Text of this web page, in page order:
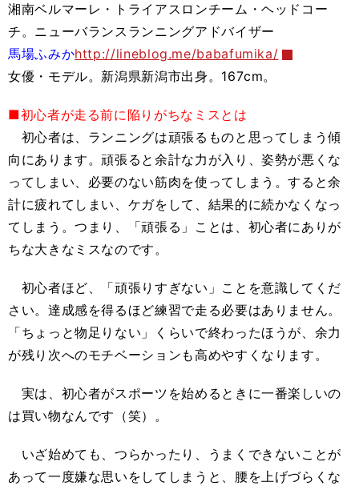
湘南ベルマーレ・トライアスロンチーム・ヘッドコー
チ。ニューバランスランニングアドバイザー
馬場ふみかhttp://lineblog.me/babafumika/
女優・モデル。新潟県新潟市出身。167cm。
■初心者が走る前に陥りがちなミスとは
初心者は、ランニングは頑張るものと思ってしまう傾
向にあります。頑張ると余計な力が入り、姿勢が悪くな
ってしまい、必要のない筋肉を使ってしまう。すると余
計に疲れてしまい、ケガをして、結果的に続かなくなっ
てしまう。つまり、「頑張る」ことは、初心者にありが
ちな大きなミスなのです。
初心者ほど、「頑張りすぎない」ことを意識してくだ
さい。達成感を得るほど練習で走る必要はありません。
「ちょっと物足りない」くらいで終わったほうが、余力
が残り次へのモチベーションも高めやすくなります。
実は、初心者がスポーツを始めるときに一番楽しいの
は買い物なんです（笑）。
いざ始めても、つらかったり、うまくできないことが
あって一度嫌な思いをしてしまうと、腰を上げづらくな